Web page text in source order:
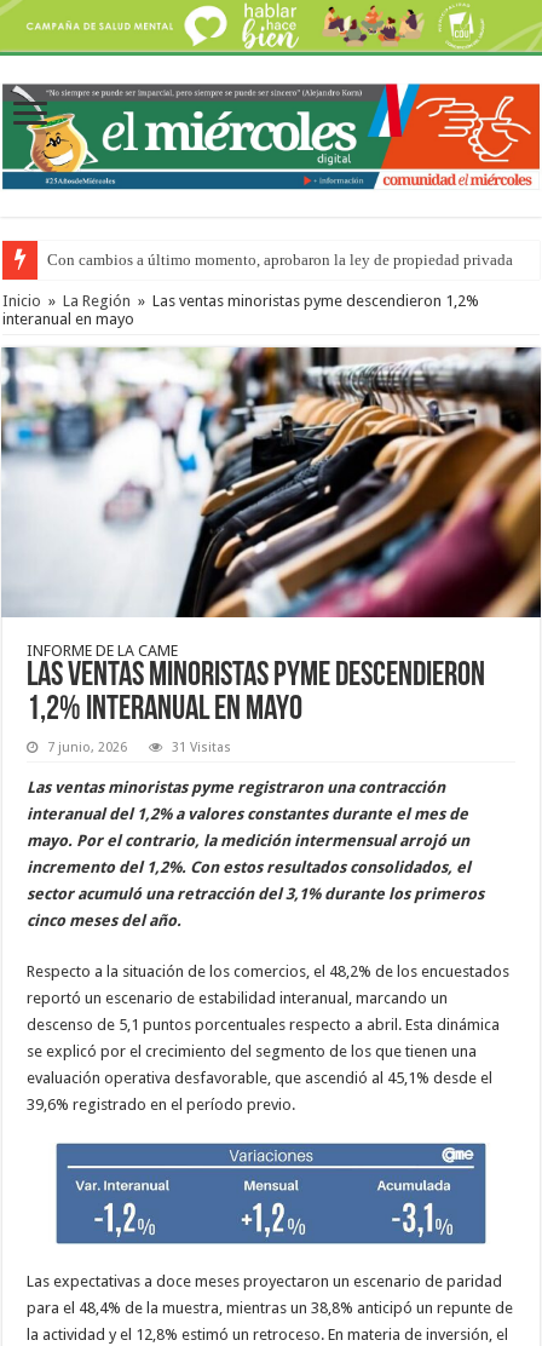
Con cambios a último momento, aprobaron la ley de propiedad privada
Inicio » La Región » Las ventas minoristas pyme descendieron 1,2%
interanual en mayo
INFORME DE LA CAME
Las ventas minoristas pyme descendieron
1,2% interanual en mayo
7 junio, 2026 31 Visitas
Las ventas minoristas pyme registraron una contracción
interanual del 1,2% a valores constantes durante el mes de
mayo. Por el contrario, la medición intermensual arrojó un
incremento del 1,2%. Con estos resultados consolidados, el
sector acumuló una retracción del 3,1% durante los primeros
cinco meses del año.
Respecto a la situación de los comercios, el 48,2% de los encuestados
reportó un escenario de estabilidad interanual, marcando un
descenso de 5,1 puntos porcentuales respecto a abril. Esta dinámica
se explicó por el crecimiento del segmento de los que tienen una
evaluación operativa desfavorable, que ascendió al 45,1% desde el
39,6% registrado en el período previo.
Las expectativas a doce meses proyectaron un escenario de paridad
para el 48,4% de la muestra, mientras un 38,8% anticipó un repunte de
la actividad y el 12,8% estimó un retroceso. En materia de inversión, el